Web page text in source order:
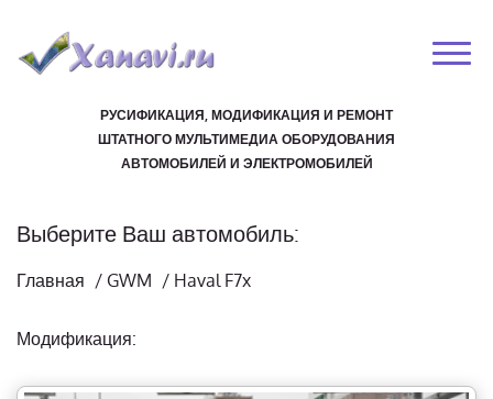
РУСИФИКАЦИЯ, МОДИФИКАЦИЯ И РЕМОНТ
ШТАТНОГО МУЛЬТИМЕДИА ОБОРУДОВАНИЯ
АВТОМОБИЛЕЙ И ЭЛЕКТРОМОБИЛЕЙ
Выберите Ваш автомобиль:
Главная / GWM / Haval F7x
Модификация: